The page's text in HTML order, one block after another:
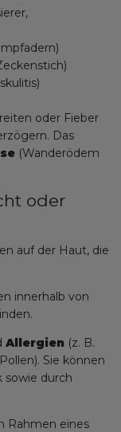
oder Fieber
Das
(Wanderödem
oder
auf der Haut, die
innerhalb von
Allergien (z. B.
Sie können
sowie durch
Rahmen eines